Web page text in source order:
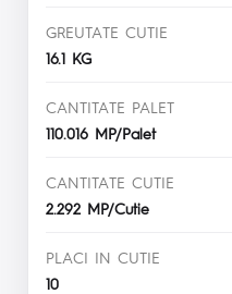
GREUTATE CUTIE
16.1 KG
CANTITATE PALET
110.016 MP/Palet
CANTITATE CUTIE
2.292 MP/Cutie
PLACI IN CUTIE
10